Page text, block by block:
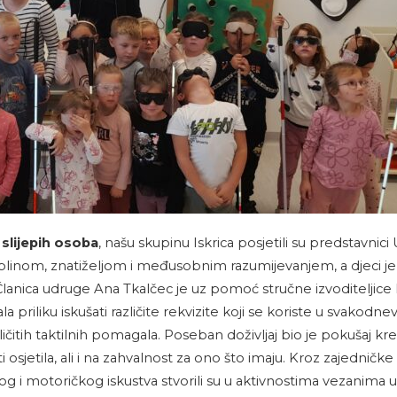
osoba, našu skupinu Iskrica posjetili su
znatiželjom i međusobnim razumijevanjem, a djeci
udruge Ana Tkalčec je uz pomoć stručne
priliku iskušati različite rekvizite koji se koriste u
taktilnih pomagala. Poseban doživljaj bio je pokušaj
ali i na zahvalnost za ono što imaju. Kroz
i motoričkog iskustva stvorili su u aktivnostima vezanima